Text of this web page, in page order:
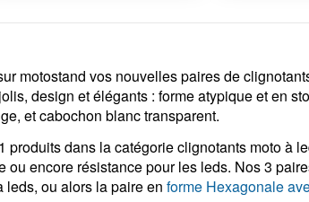
motostand vos nouvelles paires de
design et élégants : forme atypique et en
et cabochon blanc transparent.
dans la catégorie clignotants moto à
encore résistance pour les leds. Nos 3
leds, ou alors la paire en forme Hexagonale